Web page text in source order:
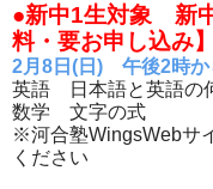
●新中1生対象 新
料・要お申し込み】
2月8日(日) 午後2時か
英語 日本語と英語の
数学 文字の式
※河合塾WingsWebサ
ください